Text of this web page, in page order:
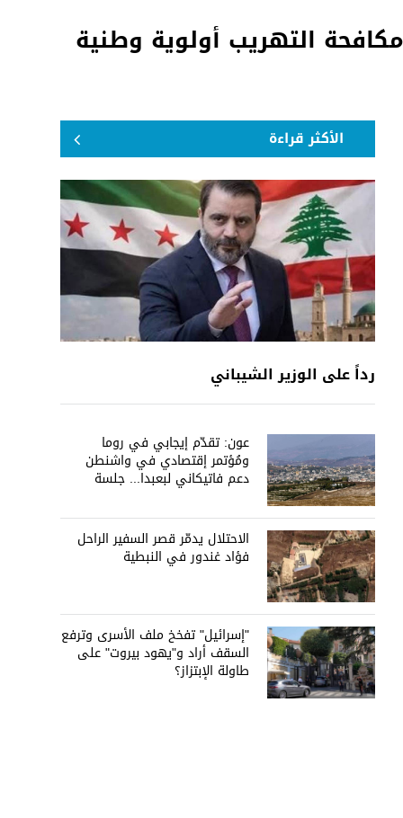
التهريب أولوية وطنية
الأكثر قراءة
رداً على الوزير الشيباني
عون: تقدّم إيجابي في روما
ومُؤتمر إقتصادي في واشنطن
دعم فاتيكاني لبعبدا... جلسة
على الطاولة
الاحتلال يدمّر قصر السفير الراحل
فؤاد غندور في النبطية
"إسرائيل" تفخخ ملف الأسرى وترفع
السقف أراد و"يهود بيروت" على
طاولة الإبتزاز؟